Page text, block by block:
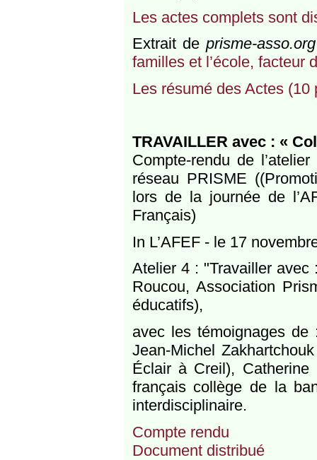
Les actes com­plets sont
Extrait de prisme-asso.org
familles et l’école, facteur
Les résumé des Actes (10
TRA­VAILLER avec : «
Compte-​​rendu de
réseau PRISME
lors de la journée de
Français)
In L’AFEF - le 17
Atelier 4 : "Tra­vailler avec
Roucou, Asso­ciation
éducatifs),
avec les témoi­gnages
Jean-​​Michel
Éclair à Creil), Catherine
français collège de la
interdisciplinaire.
Compte ​​rendu
Document dis­tribué